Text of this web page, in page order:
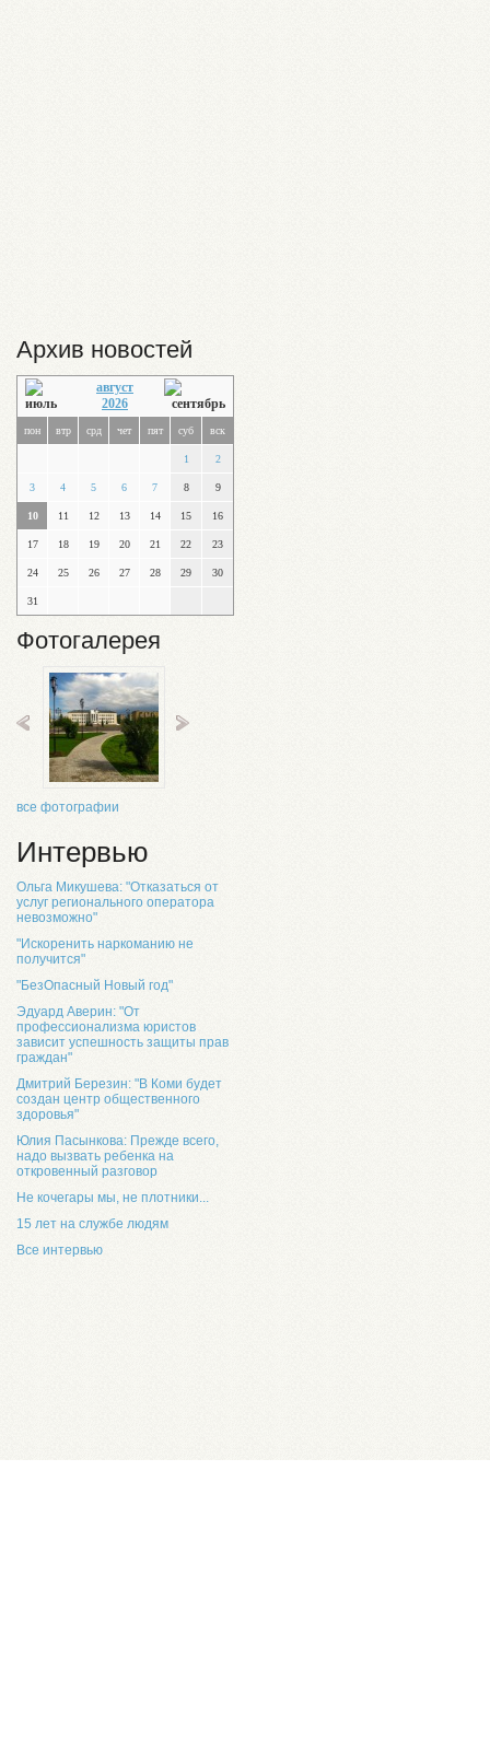
Архив новостей
август
2026
пон втр срд чет пят суб вск
1 2
3 4 5 6 7 8 9
10 11 12 13 14 15 16
17 18 19 20 21 22 23
24 25 26 27 28 29 30
31
Фотогалерея
все фотографии
Интервью
Ольга Микушева: "Отказаться от
услуг регионального оператора
невозможно"
"Искоренить наркоманию не
получится"
"БезОпасный Новый год"
Эдуард Аверин: "От
профессионализма юристов
зависит успешность защиты прав
граждан"
Дмитрий Березин: "В Коми будет
создан центр общественного
здоровья"
Юлия Пасынкова: Прежде всего,
надо вызвать ребенка на
откровенный разговор
Не кочегары мы, не плотники...
15 лет на службе людям
Все интервью